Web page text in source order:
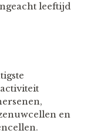
leeftijd
en